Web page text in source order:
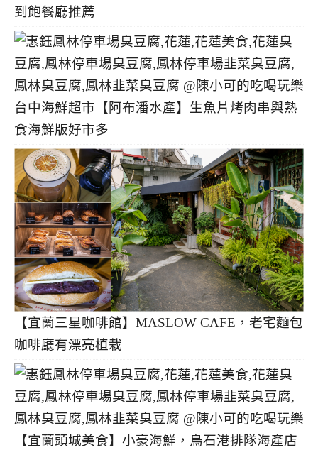
到飽餐廳推薦
台中海鮮超市【阿布潘水產】生魚片烤肉串與熟
食海鮮版好市多
【宜蘭三星咖啡館】MASLOW CAFE，老宅麵包
咖啡廳有漂亮植栽
【宜蘭頭城美食】小豪海鮮，烏石港排隊海產店